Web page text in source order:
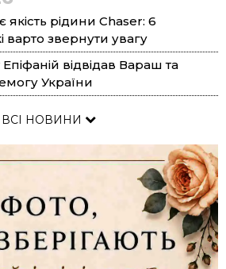
рідини Chaser: 6
варто звернути увагу
відвідав Вараш та
України
ВСІ НОВИНИ